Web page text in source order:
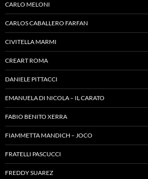
CARLO MELONI
CARLOS CABALLERO FARFAN
CIVITELLA MARMI
CREART ROMA
DANIELE PITTACCI
EMANUELA DI NICOLA – IL CARATO
FABIO BENITO XERRA
FIAMMETTA MANDICH – JOCO
FRATELLI PASCUCCI
FREDDY SUAREZ